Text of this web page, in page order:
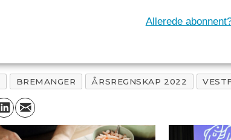
Allerede
BREMANGER ÅRSREGNSKAP 2022